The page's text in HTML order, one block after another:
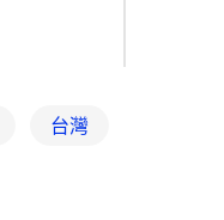
台灣